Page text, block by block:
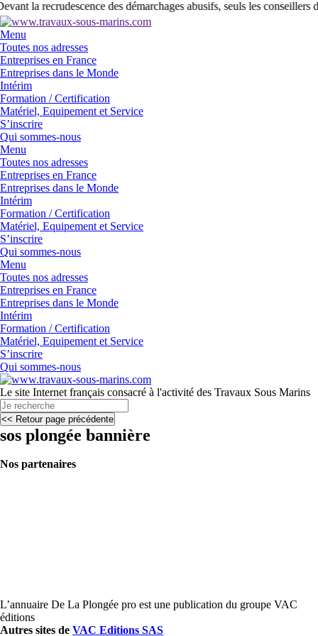
la recrudescence des démarchages abusifs, seuls les
Menu
Toutes nos adresses
Entreprises en France
Entreprises dans le Monde
Intérim
Formation / Certification
Matériel, Equipement et Service
S’inscrire
Qui sommes-nous
Menu
Toutes nos adresses
Entreprises en France
Entreprises dans le Monde
Intérim
Formation / Certification
Matériel, Equipement et Service
S’inscrire
Qui sommes-nous
Menu
Toutes nos adresses
Entreprises en France
Entreprises dans le Monde
Intérim
Formation / Certification
Matériel, Equipement et Service
S’inscrire
Qui sommes-nous
Le site Internet français consacré à l'activité des Travaux Sous Marins
sos plongée bannière
Nos partenaires
L’annuaire De La Plongée pro est une publication du groupe VAC
éditions
Autres sites de VAC Editions SAS